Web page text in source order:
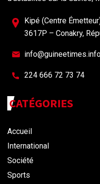
Kipé (Centre
3617P – Conakry,
224 666 72 73 74
CATÉGORIES
Accueil
International
Société
Sports